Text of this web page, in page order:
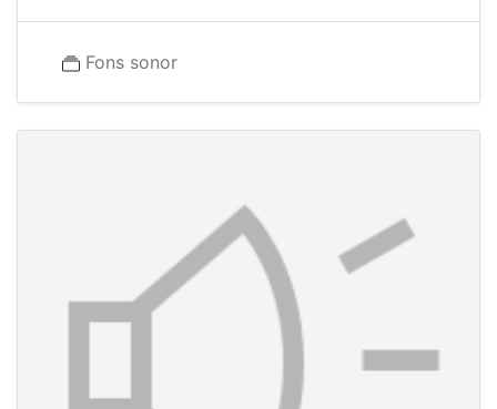
Fons sonor